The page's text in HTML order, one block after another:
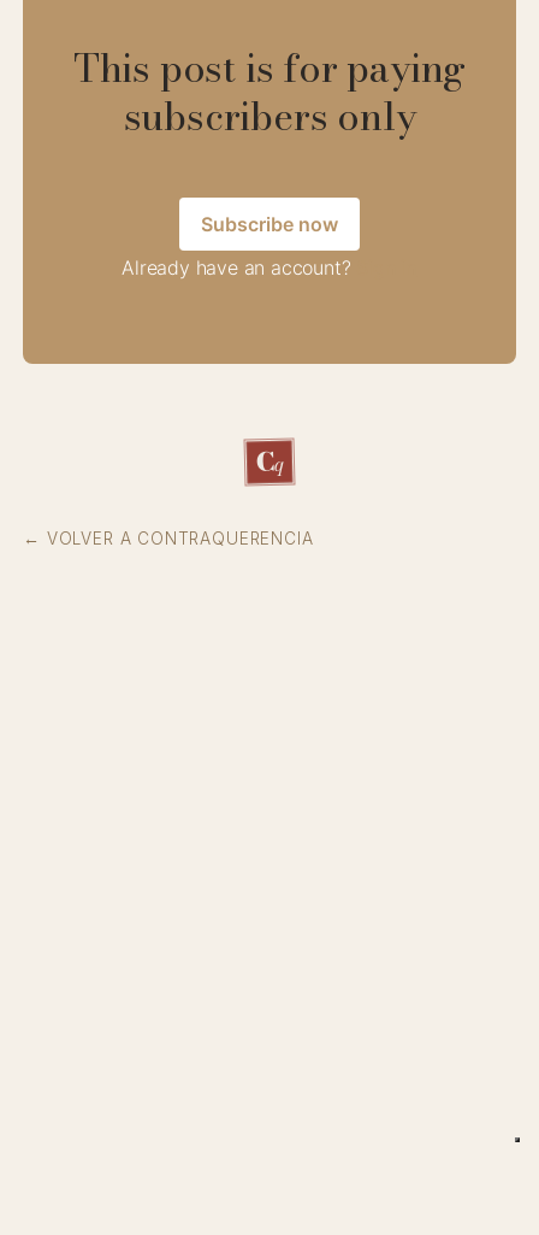
This post is for paying
subscribers only
Subscribe now
Already have an account?
Cq
← VOLVER A CONTRAQUERENCIA